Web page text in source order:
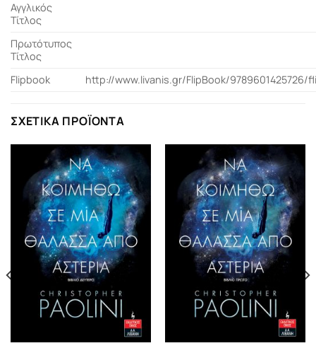
Αγγλικός
Τίτλος
Πρωτότυπος
Τίτλος
Flipbook
http://www.livanis.gr/FlipBook/9789601425726/
ΣΧΕΤΙΚΆ ΠΡΟΪΌΝΤΑ